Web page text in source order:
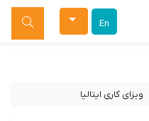
En جستجو
ویزای کاری ایتالیا